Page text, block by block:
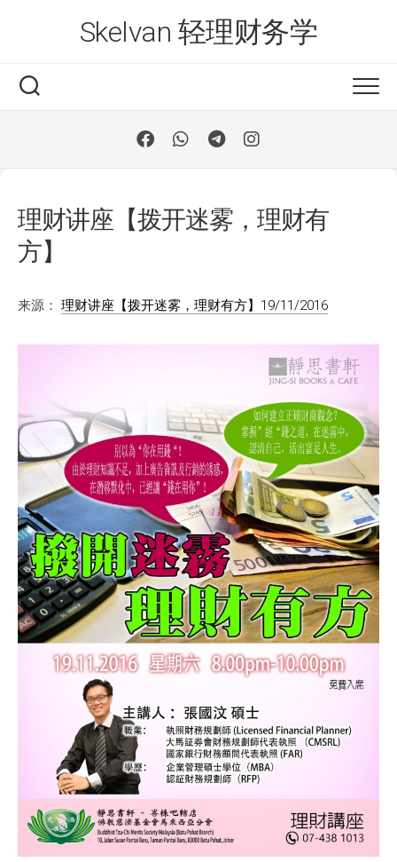
Skelvan 轻理财务学
理财讲座【拨开迷雾，理财有
方】
来源： 理财讲座【拨开迷雾，理财有方】19/11/2016